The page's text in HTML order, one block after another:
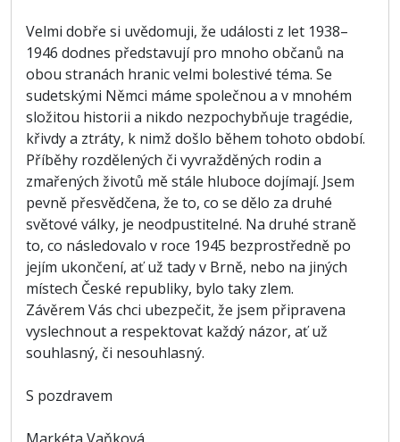
Velmi dobře si uvědomuji, že události z let 1938–
1946 dodnes představují pro mnoho občanů na
obou stranách hranic velmi bolestivé téma. Se
sudetskými Němci máme společnou a v mnohém
složitou historii a nikdo nezpochybňuje tragédie,
křivdy a ztráty, k nimž došlo během tohoto období.
Příběhy rozdělených či vyvražděných rodin a
zmařených životů mě stále hluboce dojímají. Jsem
pevně přesvědčena, že to, co se dělo za druhé
světové války, je neodpustitelné. Na druhé straně
to, co následovalo v roce 1945 bezprostředně po
jejím ukončení, ať už tady v Brně, nebo na jiných
místech České republiky, bylo taky zlem.
Závěrem Vás chci ubezpečit, že jsem připravena
vyslechnout a respektovat každý názor, ať už
souhlasný, či nesouhlasný.
S pozdravem